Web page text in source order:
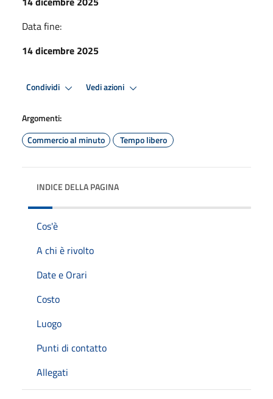
Data fine:
14 dicembre 2025
Condividi Vedi azioni
Argomenti:
Commercio al minuto
Tempo libero
INDICE DELLA PAGINA
Cos'è
A chi è rivolto
Date e Orari
Costo
Luogo
Punti di contatto
Allegati